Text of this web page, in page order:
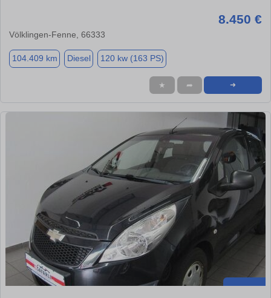
8.450 €
Völklingen-Fenne, 66333
104.409 km Diesel 120 kw (163 PS)
★ ➦ ➜